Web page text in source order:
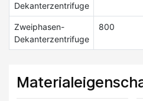
Dekanterzentrifuge
Zweiphasen-
Dekanterzentrifuge
800